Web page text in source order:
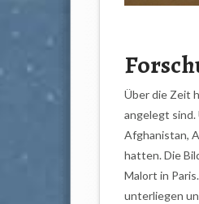
Über die Zeit
angelegt
Afghanistan,
hatten. Die
Malort in
unterliegen